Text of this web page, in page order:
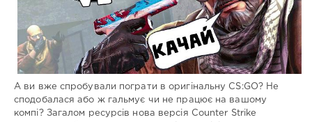
0
А ви вже спробували пограти в оригінальну CS:GO? Не
сподобалася або ж гальмує чи не працює на вашому
компі? Загалом ресурсів нова версія Counter Strike